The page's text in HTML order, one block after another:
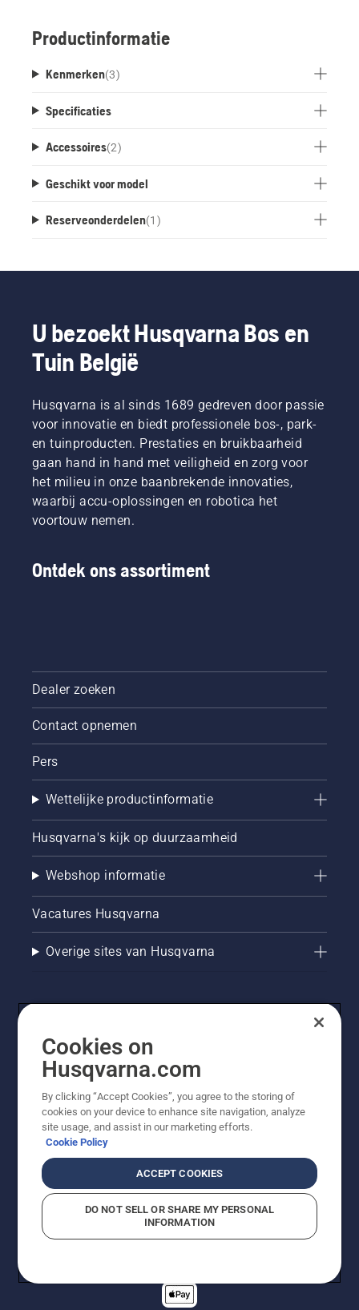
Productinformatie
Kenmerken(3)
Specificaties
Accessoires(2)
Geschikt voor model
Reserveonderdelen(1 )
U bezoekt Husqvarna Bos en
Tuin België
Husqvarna is al sinds 1689 gedreven door passie
voor innovatie en biedt professionele bos-, park-
en tuinproducten. Prestaties en bruikbaarheid
gaan hand in hand met veiligheid en zorg voor
het milieu in onze baanbrekende innovaties,
waarbij accu-oplossingen en robotica het
voortouw nemen.
Ontdek ons assortiment
Dealer zoeken
Contact opnemen
Pers
Wettelijke productinformatie
Husqvarna's kijk op duurzaamheid
Webshop informatie
Vacatures Husqvarna
Overige sites van Husqvarna
© Husqvarna AB (publ). Alle rechten voorbehouden. De
getoonde prijzen zijn consumentenadviesprijzen. Alle
tenzij het product beschikbaar is voor directe aankoop.
Cookiebeleid
Imprint
Meld vermoedelijke schendingen
Cookies on
Husqvarna.com
By clicking “Accept Cookies”, you agree to the storing of
cookies on your device to enhance site navigation, analyze
site usage, and assist in our marketing efforts.
Cookie Policy
ACCEPT COOKIES
DO NOT SELL OR SHARE MY PERSONAL
INFORMATION